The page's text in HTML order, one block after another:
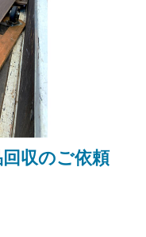
収のご依頼